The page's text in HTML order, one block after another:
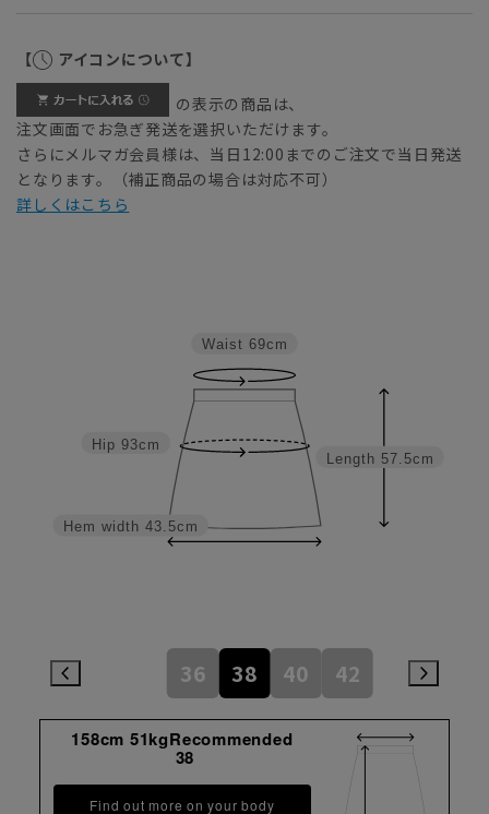
【 アイコンについて】
の表示の商品は、
注文画面でお急ぎ発送を選択いただけます。
さらにメルマガ会員様は、当日12:00までのご注文で当日発送
となります。（補正商品の場合は対応不可）
詳しくはこちら
Length 57.5cm
Hem width 43.5cm
Hip 93cm
Waist 69cm
36 38 40 42
158cm 51kgRecommended
38
Find out more on your body